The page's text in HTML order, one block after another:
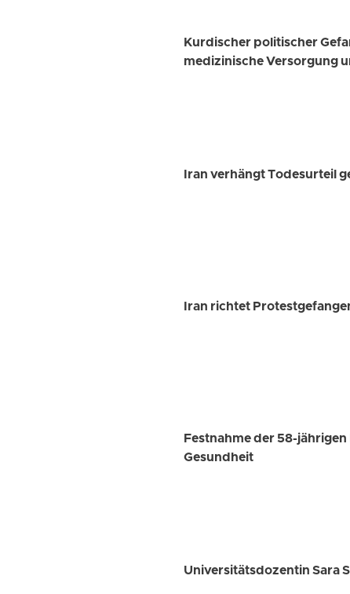
Kurdischer politischer
medizinische Versorgung
Iran verhängt Todesurteil
Iran richtet
Festnahme der 58-
Gesundheit
Universitätsdozentin Sara